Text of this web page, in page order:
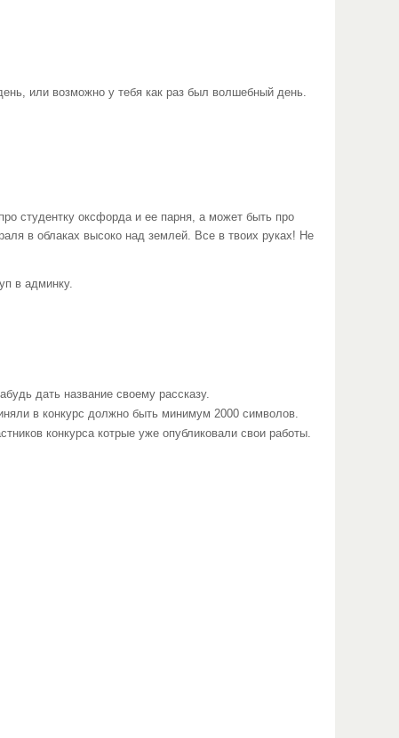
или возможно у тебя как раз был волшебный день.
студентку оксфорда и ее парня, а может быть про
в облаках высоко над землей. Все в твоих руках! Не
в админку.
дать название своему рассказу.
в конкурс должно быть минимум 2000 символов.
конкурса котрые уже опубликовали свои работы.